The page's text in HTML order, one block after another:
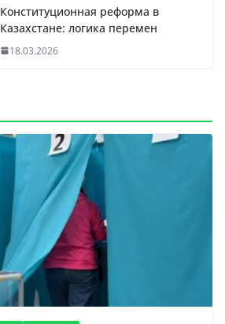
Конституционная реформа в
Казахстане: логика перемен
18.03.2026